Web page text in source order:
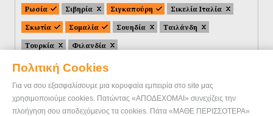
Πολιτική Cookies
Για να σου εξασφαλίσουμε μια κορυφαία εμπειρία στο site μας
χρησιμοποιούμε cookies. Πατώντας «ΑΠΟΔΕΧΟΜΑΙ» συνεχίζεις την
πλοήγηση σου αποδεχόμενος τα cookies. Πάτα «ΜΑΘΕ ΠΕΡΙΣΣΟΤΕΡΑ»
Ρωσία
Σιβηρία Σιγκαπούρη
Σικελία Ιταλία
Σκωτία
Σομαλία Σουηδία
Ταιλάνδη
Τουρκία
Φιλανδία